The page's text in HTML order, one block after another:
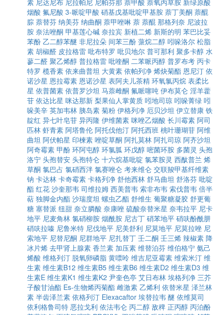
素 尼达尼布 尼拉帕尼 尼帕芬那 萘甲酸 萘氧丙草胺 新绿原酸
烟酸 氟尼酸 3-哌啶甲酸 硝基戊基吡啶甲基胺 萘丁美酮 萘醌
腙 萘替芬 纳美芬 纳曲酮 萘甲唑啉 萘 萘醌 那格列奈 尼波拉
胺 奈法唑酮 甲基莲心碱 奈拉宾 新植二烯 新斯的明 苯巴比妥
苯酚 乙二醇苯醚 非尼拉朵 间苯三酚 蒎烷二醇 吲哚洛尔 松脂
素 胡椒醛 皮拉格雷 吡布特罗 吡贝地尔 普可那利 聚多卡醇 水
蓼二醛 聚乙烯醇 普拉格雷 吡喹酮 二苯哌丙醇 普罗布考 丙卡
特罗 榄香素 依来曲普坦 大黄素 依帕列净 烯炔菊酯 恩尼汀 依
诺沙星 恩拉霉素 恩诺沙星 表阿夫儿茶精 环氧氯丙烷 表柔比
星 依普菌素 依普罗沙坦 马萘雌酮 氟哌噻吨 伊布莫仑 淫羊藿
苷 依达比星 咪达那新 梨果仙人掌黄质 吲地司琼 吲哚菁绿 吲
哚美辛 英加韦林 胰岛素 菊粉 伊格列净 厄贝沙坦 伊立替康 铁
靛红 异七叶皂苷 异丙隆 伊维菌素 咪唑乙烟酸 长川霉素 阿司
匹林 虾青素 阿塔鲁伦 阿托伐他汀 阿托西班 桃叶珊瑚苷 阿维
曲坦 阿伏帕星 印楝素 唑啶草酮 阿扎莫林 阿扎司琼 阿齐沙坦
阿奇霉素 甲酚 环阿屯醇 环氯胍 环戊醇 嘧菌环胺 多菌灵 头孢
洛宁 头孢替安 头孢特仑 十六烷基吡啶 氯苯胺灵 西酞普兰 烯
草酮 氯巴占 氯硝西泮 氯赛唑仑 考来维仑 交联羧甲基纤维素
钠 卡达林 卡奇霉素 卡格列净 舒他西林 舒马曲坦 舒洛芬 吡啶
酯 红花 沙奎那韦 司维拉姆 西美普韦 索非布韦 索伐普韦 倍半
萜 独脚金内酯 沙瑞度坦 螺虫乙酯 舒维生 葡聚糖凝胶 舒更葡
糖 塞替派 纽甜 奈立膦酸 奈康唑 硫酸奈替米星 奈韦拉平 尼卡
地平 尼麦角林 氯硝柳胺 烟酰胺 尼古丁 硝苯地平 硝呋酚酰肼
硝呋拉嗪 尼鲁米特 尼伐地平 尼美舒利 尼莫地平 尼莫拉唑 尼
索地平 尼替尼酮 尼群地平 尼扎替丁 壬二酮 壬三烯 辣椒素 降
冰片烯 去甲肾上腺素 香兰素 加压素 维替泊芬 维伯格宁 氨己
烯酸 维格列汀 脱氧卵磷脂 黄嘌呤 维吉尼亚霉素 维索米汀 维
生素 维生素B12 维生素B5 维生素B6 维生素D2 维生素D3 维
生素E 维生素K1 维生素K2 尹奎色亭 艾日布林 埃格列净 三芥
子酸甘油酯 Es-生物烯丙菊酯 雌激素 乙烯利 依替米星 泽兰林
素 半齿泽兰素 依格列汀 Elexacaftor 埃替拉韦 醚 依维莫司
依利格鲁司特 恶拉戈利 依法韦仑 丙二醇 敌稗 正丙醇 丙泊酚